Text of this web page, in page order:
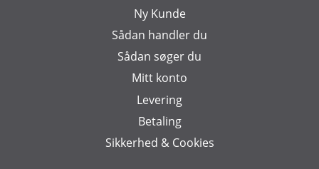
Ny Kunde
Sådan handler du
Sådan søger du
Mitt konto
Levering
Betaling
Sikkerhed & Cookies